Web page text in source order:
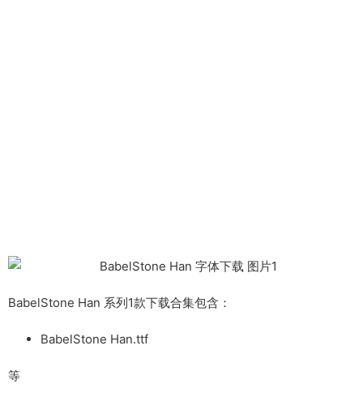
BabelStone Han 系列1款下载合集包含：
BabelStone Han.ttf
等